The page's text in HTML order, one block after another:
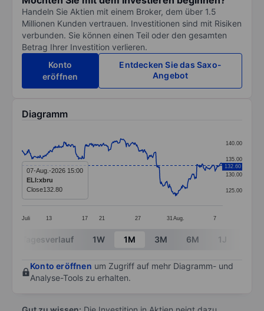
Handeln Sie Aktien mit einem Broker, dem über 1.5
Millionen Kunden vertrauen. Investitionen sind mit Risiken
verbunden. Sie können einen Teil oder den gesamten
Betrag Ihrer Investition verlieren.
Konto
eröffnen
Entdecken Sie das Saxo-
Angebot
Diagramm
Line chart with 397 data points.
The chart has 1 X axis displaying categories.
The chart has 1 Y axis displaying values. Data ranges
Juli 13 17 21 27 31 Aug. 7
125.00
130.00
135.00
140.00
132.60
07-Aug.-2026 15:00
ELI:xbru
Close132.80
End of interactive chart.
Tagesverlauf 1W 1M 3M 6M 1J
Konto eröffnen um Zugriff auf mehr Diagramm- und
Analyse-Tools zu erhalten.